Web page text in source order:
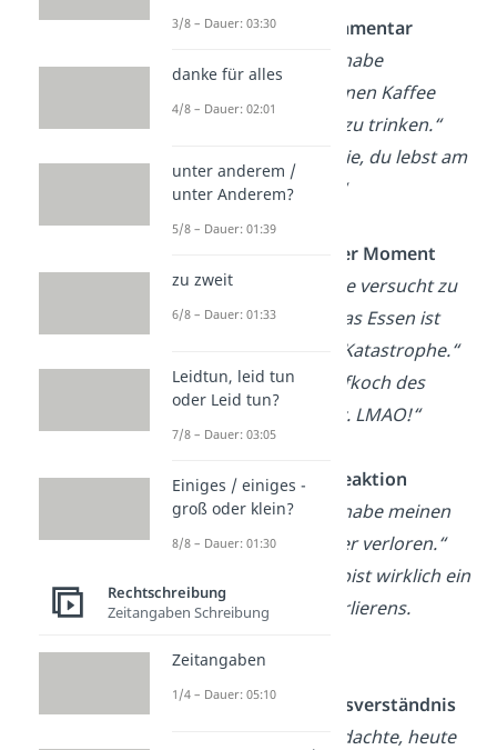
Ironischer Kommentar
Ich habe
vergessen, meinen Kaffee
heute Morgen zu trinken.“
„Genie, du lebst am
Rande! LMAO!“
Selbstironischer Moment
Person A: „
Habe versucht zu
kochen, aber das Essen ist
jetzt eher eine Katastrophe.“
Person B:
„Chefkoch des
Jahres, definitiv. LMAO!“
Sarkastische Reaktion
Person A:
„Ich habe meinen
Schlüssel wieder verloren.“
„Du bist wirklich ein
Meister des Verlierens.
Komisches Missverständnis
„Ich dachte, heute
3/8 – Dauer: 03:30
danke für alles
4/8 – Dauer: 02:01
unter anderem /
unter Anderem?
5/8 – Dauer: 01:39
zu zweit
6/8 – Dauer: 01:33
Leidtun, leid tun
oder Leid tun?
7/8 – Dauer: 03:05
Einiges / einiges -
groß oder klein?
8/8 – Dauer: 01:30
Rechtschreibung
Zeitangaben Schreibung
Zeitangaben
1/4 – Dauer: 05:10